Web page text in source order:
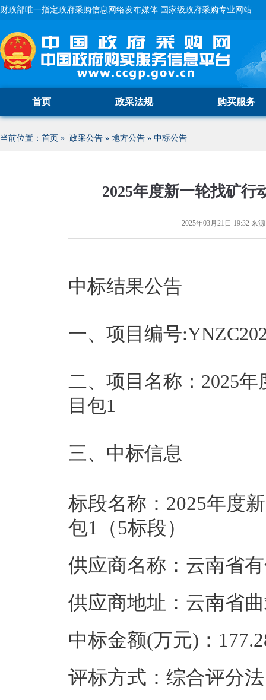
财政部唯一指定政府采购信息网络发布媒体 国家级政府采购专业网站
首页 政采法规 购买服务
当前位置： 首页 » 政采公告 » 地方公告 » 中标公告
2025年度新一轮找矿行
2025年03月21日 19:32 来
中标结果公告
一、项目编号
二、项目名称：2025
目包1
三、中标信息
标段名称：2025年度
包1（5标段）
供应商名称：云南省
供应商地址：云南省
中标金额(万元)：
评标方式：综合评分法